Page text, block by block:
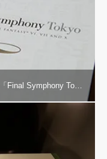
Final Symphony To…